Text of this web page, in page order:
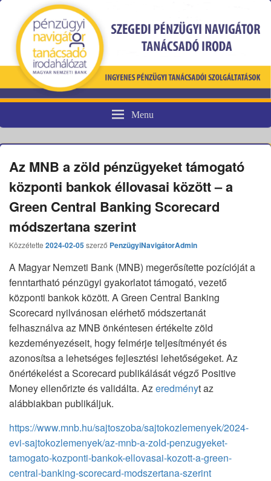
Pénzügyi fogyasztóvédelem
Menu
Az MNB a zöld pénzügyeket támogató
központi bankok éllovasai között – a
Green Central Banking Scorecard
módszertana szerint
Közzétette 2024-02-05szerző PenzügyiNavigátorAdmin
A Magyar Nemzeti Bank (MNB) megerősítette pozícióját a
fenntartható pénzügyi gyakorlatot támogató, vezető
központi bankok között. A Green Central Banking
Scorecard nyilvánosan elérhető módszertanát
felhasználva az MNB önkéntesen értékelte zöld
kezdeményezéseit, hogy felmérje teljesítményét és
azonosítsa a lehetséges fejlesztési lehetőségeket. Az
önértékelést a Scorecard publikálását végző Positive
Money ellenőrizte és validálta. Azeredményt az
alábbiakban publikáljuk.
https://www.mnb.hu/sajtoszoba/sajtokozlemenyek/2024-
evi-sajtokozlemenyek/az-mnb-a-zold-penzugyeket-
tamogato-kozponti-bankok-ellovasai-kozott-a-green-
central-banking-scorecard-modszertana-szerint